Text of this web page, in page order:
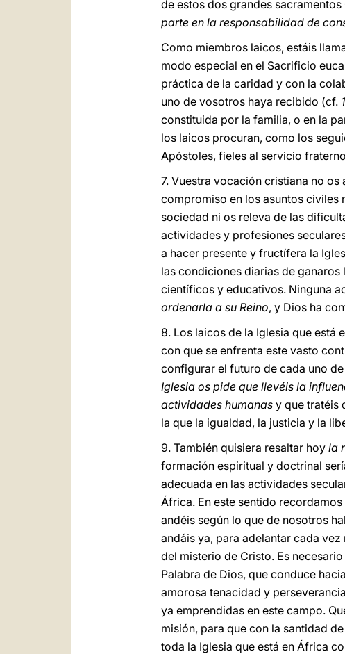
de estos dos grandes
parte en la responsabilidad de
Como miembros laicos, estáis
modo especial en el Sacrificio
práctica de la caridad y con la
uno de vosotros haya recibido (cf.
constituida por la familia, o en la
los laicos procuran, como los
Apóstoles, fieles al servicio
7. Vuestra vocación cristiana no
compromiso en los asuntos civiles
sociedad ni os releva de las
actividades y profesiones
a hacer presente y fructífera la
las condiciones diarias de
científicos y educativos. Ninguna
ordenarla a su Reino, y Dios ha
8. Los laicos de la Iglesia que
con que se enfrenta este vasto
configurar el futuro de cada uno
Iglesia os pide que llevéis la
actividades humanas y que tratéis
la que la igualdad, la justicia y la
9. También quisiera resaltar hoy la
formación espiritual y doctrinal
adecuada en las actividades
África. En este sentido
andéis según lo que de nosotros
andáis ya, para adelantar cada vez
del misterio de Cristo. Es
Palabra de Dios, que conduce
amorosa tenacidad y
ya emprendidas en este campo.
misión, para que con la santidad
toda la Iglesia que está en África